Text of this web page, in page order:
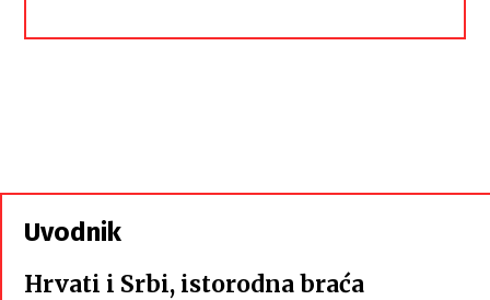
Uvodnik
Hrvati i Srbi, istorodna braća